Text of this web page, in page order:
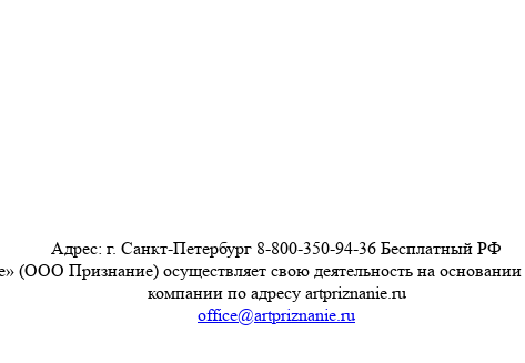
Адрес: г. Санкт-Петербург 8-800-350-94-36 Бесплатный РФ
(ООО Признание) осуществляет свою деятельность на
компании по адресу artpriznanie.ru
office@artpriznanie.ru